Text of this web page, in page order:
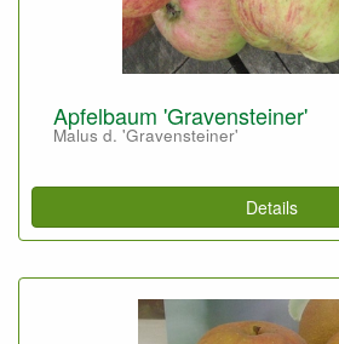
Apfelbaum 'Gravensteiner'
Malus d. 'Gravensteiner'
Details